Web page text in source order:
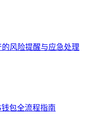
风险提醒与应急处理
包全流程指南